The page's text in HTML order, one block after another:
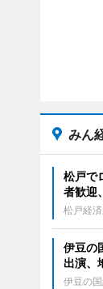
みん
松戸で
者歓迎
松戸経
伊豆の
出演、
伊豆の